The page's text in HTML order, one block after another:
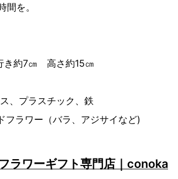
間を。
き約7㎝ 高さ約15㎝
、プラスチック、鉄
フラワー（バラ、アジサイなど)
ラワーギフト専門店｜conoka